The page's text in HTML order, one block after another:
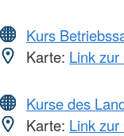
Kurs
Karte: Link
Kurse des
Karte: Link